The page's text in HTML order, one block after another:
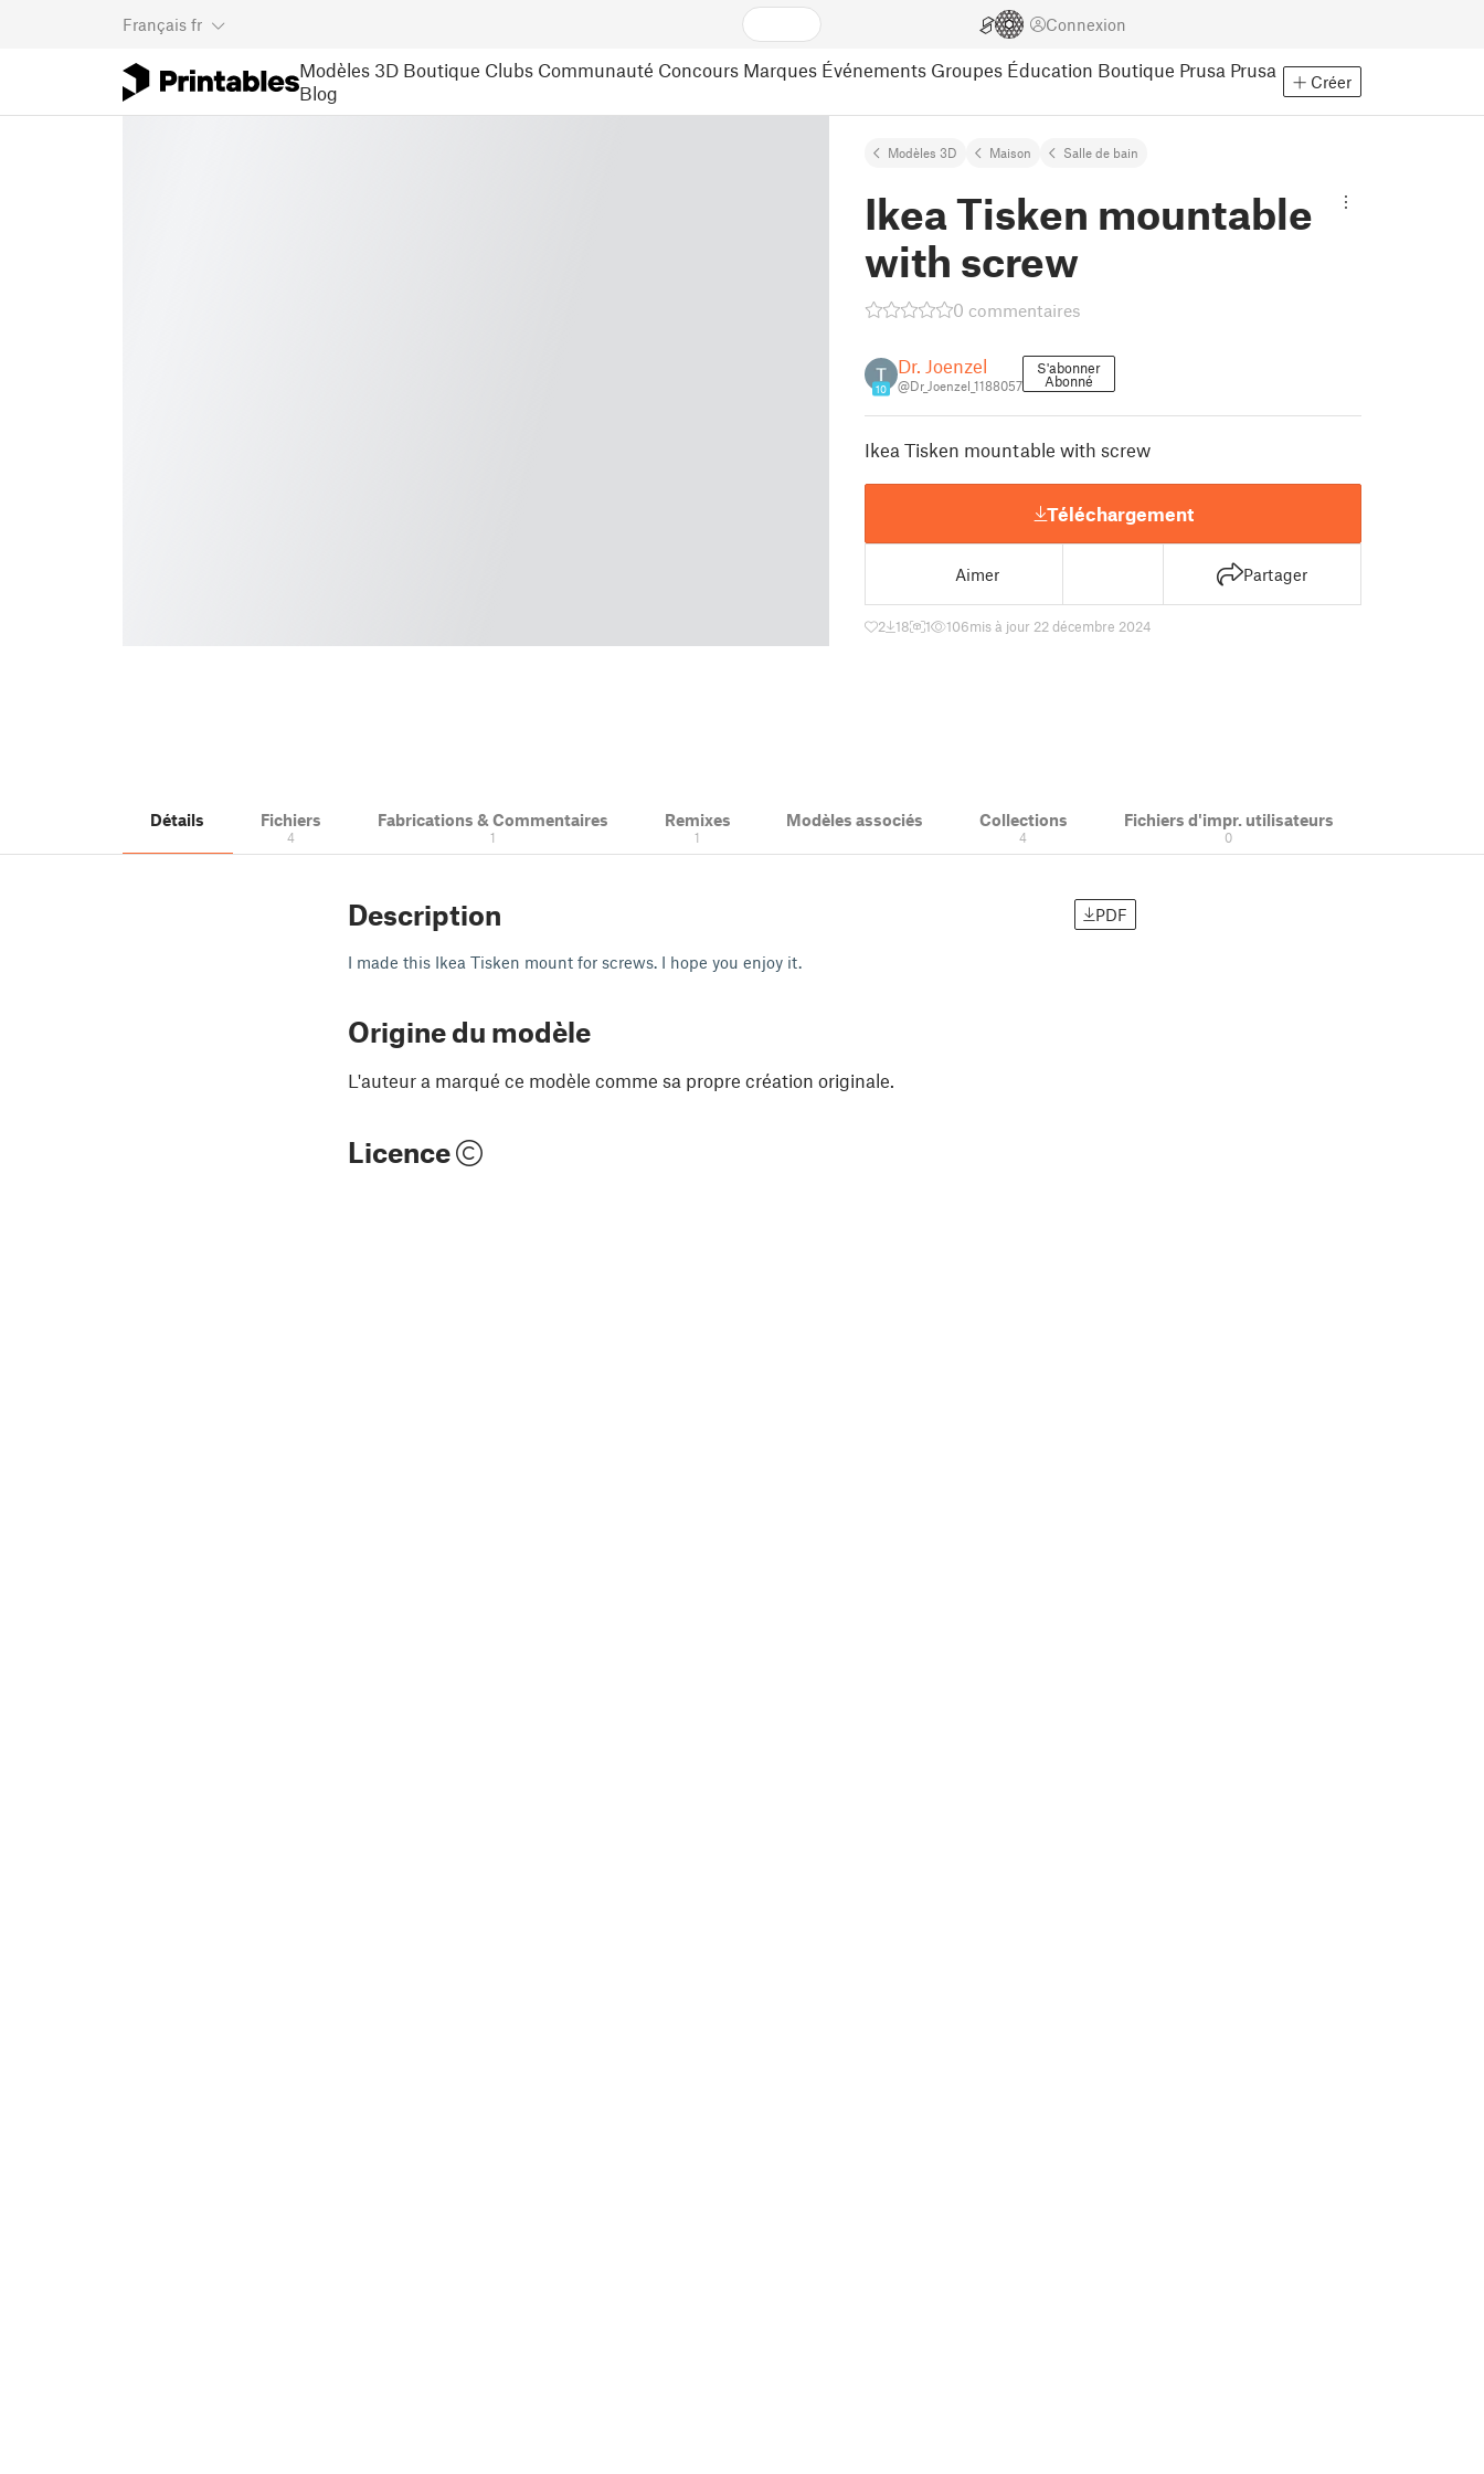
Français fr Connexion
Modèles 3D Boutique Clubs Communauté Concours Marques Événements Groupes Éducation Boutique Prusa Prusa
Blog
Créer
Modèles 3D Maison Salle de bain
Ikea Tisken mountable
with screw
0 commentaires
10
Dr. Joenzel
@Dr_Joenzel_1188057
S'abonner
Abonné
Ikea Tisken mountable with screw
Téléchargement
Aimer Partager
2 18 1 106mis à jour 22 décembre 2024
Détails Fichiers
4
Fabrications & Commentaires
1
Remixes
1
Modèles associés Collections
4
Fichiers d'impr. utilisateurs
0
Description PDF
I made this Ikea Tisken mount for screws. I hope you enjoy it.
Origine du modèle
L'auteur a marqué ce modèle comme sa propre création originale.
Licence